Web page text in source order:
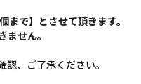
で】とさせて頂きます。
せん。
認、ご了承ください。